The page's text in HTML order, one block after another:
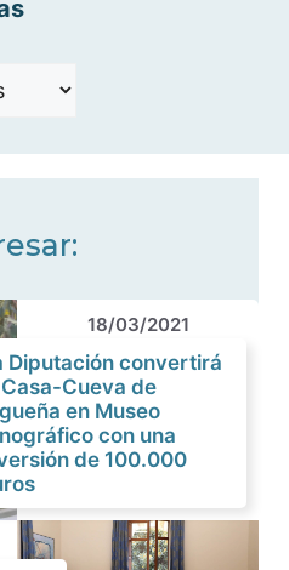
18/03/2021
Diputación convertirá
Cueva de
en Museo
con una
de 100.000